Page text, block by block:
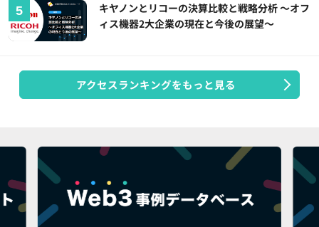
キヤノンとリコーの決算比較と戦略分析 ～オフ
ィス機器2大企業の現在と今後の展望～
アクセスランキングをもっと見る